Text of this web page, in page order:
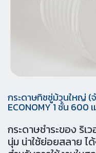
กระดาษทิชชู่ม้วนใหญ่ (จั
ECONOMY 1 ชั้น 600
กระดาษชำระของ ริเ
นุ่ม น่าใช้ย่อยสลาย ไ